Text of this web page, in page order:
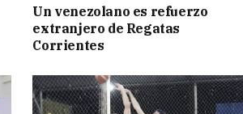
Un venezolano es refuerzo
extranjero de Regatas
Corrientes